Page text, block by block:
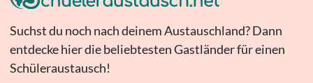
Suchst du noch nach deinem Austauschland? Dann
entdecke hier die beliebtesten Gastländer für einen
Schüleraustausch!